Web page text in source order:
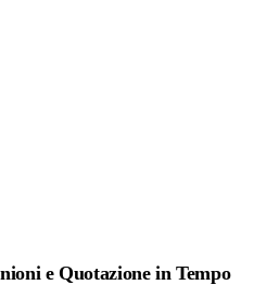
e Quotazione in Tempo